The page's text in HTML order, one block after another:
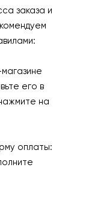
заказа и
его в
на
оплаты: